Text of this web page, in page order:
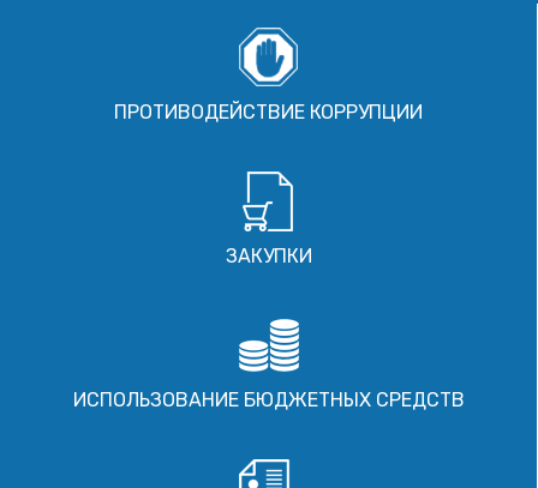
ПРОТИВОДЕЙСТВИЕ КОРРУПЦИИ
ЗАКУПКИ
ИСПОЛЬЗОВАНИЕ БЮДЖЕТНЫХ СРЕДСТВ